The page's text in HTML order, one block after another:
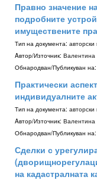
Правно значение
подробните
имуществените
Тип на документа:
Aвтор/Източник: Валентина
Обнародван/Публикуван на:
Практически
индивидуалните
Тип на документа:
Aвтор/Източник: Валентина
Обнародван/Публикуван на:
Сделки с
на кадастралната